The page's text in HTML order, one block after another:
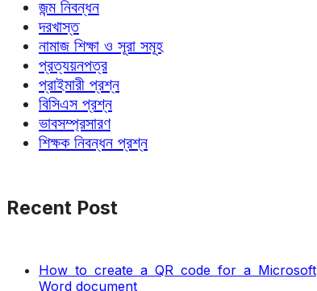
জন্ম নিবন্ধন
দরখাস্ত
নামাজ শিক্ষা ও সূরা সমূহ
প্রত্যয়নপত্র
প্রাইমারী প্রশ্ন
বিসিএস প্রশ্ন
ভাবসম্প্রসারণ
শিক্ষক নিবন্ধন প্রশ্ন
Recent Post
How to create a QR code for a Microsoft
Word document